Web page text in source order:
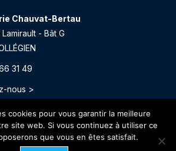
Chauvat-Bertau
- Bât G
31 49
nous >
cookies pour vous garantir la meilleure
site web. Si vous continuez à utiliser ce
que vous en êtes satisfait.